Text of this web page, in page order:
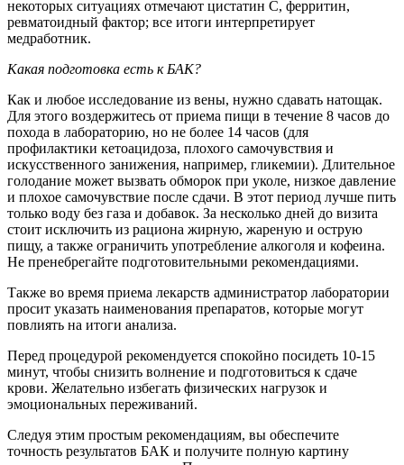
некоторых ситуациях отмечают цистатин С, ферритин,
ревматоидный фактор; все итоги интерпретирует
медработник.
Какая подготовка есть к БАК?
Как и любое исследование из вены, нужно сдавать натощак.
Для этого воздержитесь от приема пищи в течение 8 часов до
похода в лабораторию, но не более 14 часов (для
профилактики кетоацидоза, плохого самочувствия и
искусственного занижения, например, гликемии). Длительное
голодание может вызвать обморок при уколе, низкое давление
и плохое самочувствие после сдачи. В этот период лучше пить
только воду без газа и добавок. За несколько дней до визита
стоит исключить из рациона жирную, жареную и острую
пищу, а также ограничить употребление алкоголя и кофеина.
Не пренебрегайте подготовительными рекомендациями.
Также во время приема лекарств администратор лаборатории
просит указать наименования препаратов, которые могут
повлиять на итоги анализа.
Перед процедурой рекомендуется спокойно посидеть 10-15
минут, чтобы снизить волнение и подготовиться к сдаче
крови. Желательно избегать физических нагрузок и
эмоциональных переживаний.
Следуя этим простым рекомендациям, вы обеспечите
точность результатов БАК и получите полную картину